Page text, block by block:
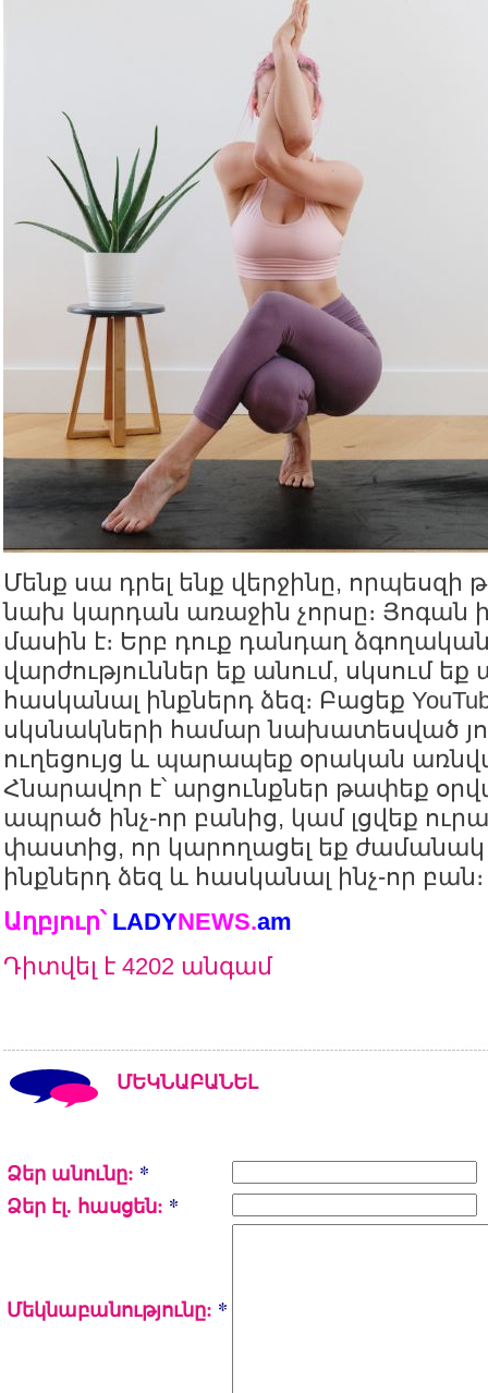
Մենք սա դրել ենք վերջինը,
նախ կարդան առաջին չորսը։ Յոգան
մասին է։ Երբ դուք դանդաղ
վարժություններ եք անում, սկսում եք
հասկանալ ինքներդ ձեզ։ Բացեք
սկսնակների համար նախատեսված
ուղեցույց և պարապեք օրական
Հնարավոր է՝ արցունքներ թափեք
ապրած ինչ-որ բանից, կամ լցվեք
փաստից, որ կարողացել եք
ինքներդ ձեզ և հասկանալ ինչ-որ
Աղբյուր՝ LADYNEWS.am
Դիտվել է 4202 անգամ
ՄԵԿՆԱԲԱՆԵԼ
Ձեր անունը: *
Ձեր էլ. հասցեն: *
Մեկնաբանությունը: *